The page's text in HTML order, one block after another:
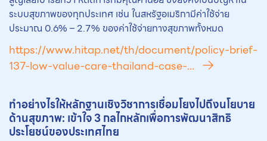
ระบบสุขภาพของทุกประเทศ เช่น ในสหรัฐอเมริกามีค่าใช้จ่าย
ประมาณ 0.6% – 2.7% ของค่าใช้จ่ายทางสุขภาพทั้งหมด
https://www.hitap.net/th/document/policy-brief-
137-low-value-care-thailand-case-...
ทำอย่างไรให้หลักฐานเชิงวิชาการเชื่อมโยงไปถึงนโยบาย
ด้านสุขภาพ: เข้าใจ 3 กลไกหลักเพื่อการพัฒนาสิทธิ
ประโยชน์ของประเทศไทย